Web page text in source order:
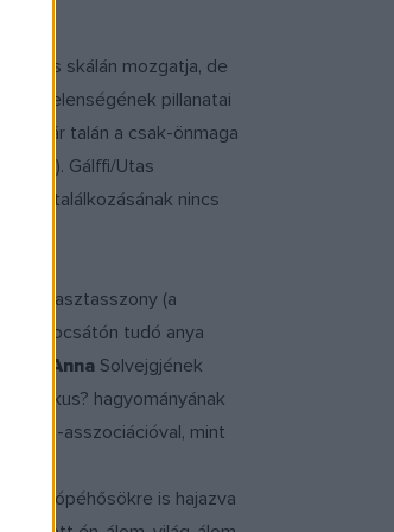
skálán mozgatja, de
pillanatai
őt (bár talán a csak-önmaga
titkot). Gálffi/Utas
találkozásának nincs
parasztasszony (a
tudó anya
Anna Solvejgjének
hagyományának
Piet?-asszociációval, mint
a kópéhősökre is hajazva